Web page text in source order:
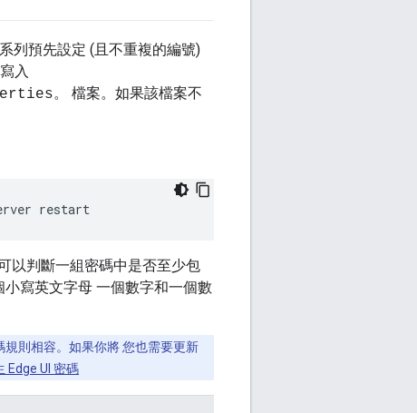
列預先設定 (且不重複的編號)
入
。 檔案。如果該檔案不
restart
以判斷一組密碼中是否至少包
寫英文字母 一個數字和一個數
則相容。如果你將 您也需要更新
Edge UI 密碼